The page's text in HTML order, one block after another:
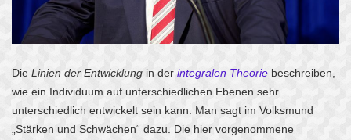
Die Linien der Entwicklung in der integralen Theorie beschreiben,
wie ein Individuum auf unterschiedlichen Ebenen sehr
unterschiedlich entwickelt sein kann. Man sagt im Volksmund
„Stärken und Schwächen“ dazu. Die hier vorgenommene